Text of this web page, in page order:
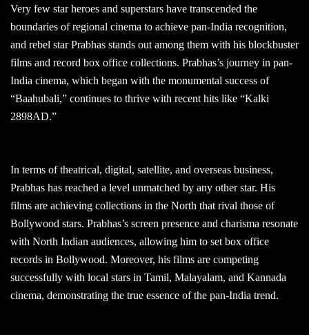
Very few star heroes and superstars have transcended the
boundaries of regional cinema to achieve pan-India recognition,
and rebel star Prabhas stands out among them with his blockbuster
films and record box office collections. Prabhas’s journey in pan-
India cinema, which began with the monumental success of
“Baahubali,” continues to thrive with recent hits like “Kalki
2898AD.”
In terms of theatrical, digital, satellite, and overseas business,
Prabhas has reached a level unmatched by any other star. His
films are achieving collections in the North that rival those of
Bollywood stars. Prabhas’s screen presence and charisma resonate
with North Indian audiences, allowing him to set box office
records in Bollywood. Moreover, his films are competing
successfully with local stars in Tamil, Malayalam, and Kannada
cinema, demonstrating the true essence of the pan-India trend.